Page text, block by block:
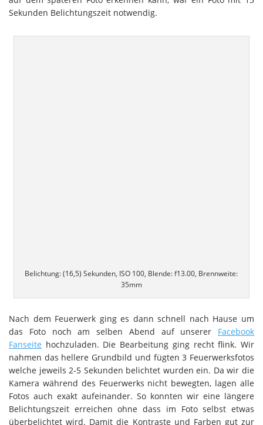
Sekunden Belichtungszeit notwendig.
Belichtung: (16,5) Sekunden, ISO 100, Blende: f13.00, Brennweite:
35mm
Nach dem Feuerwerk ging es dann schnell nach Hause um
das Foto noch am selben Abend auf unserer Facebook
Fanseite hochzuladen. Die Bearbeitung ging recht flink. Wir
nahmen das hellere Grundbild und fügten 3 Feuerwerksfotos
welche jeweils 2-5 Sekunden belichtet wurden ein. Da wir die
Kamera während des Feuerwerks nicht bewegten, lagen alle
Fotos auch exakt aufeinander. So konnten wir eine längere
Belichtungszeit erreichen ohne dass im Foto selbst etwas
überbelichtet wird. Damit die Kontraste und Farben gut zur